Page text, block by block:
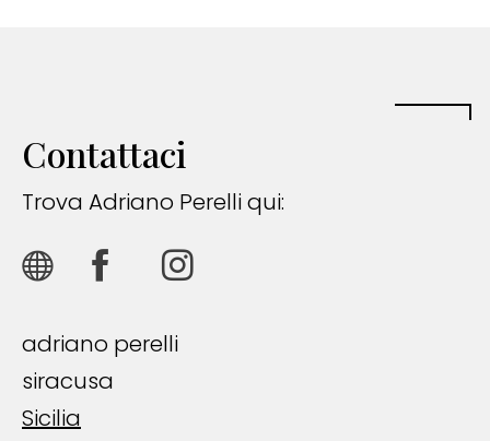
Contattaci
Trova Adriano Perelli qui:
adriano perelli
siracusa
Sicilia